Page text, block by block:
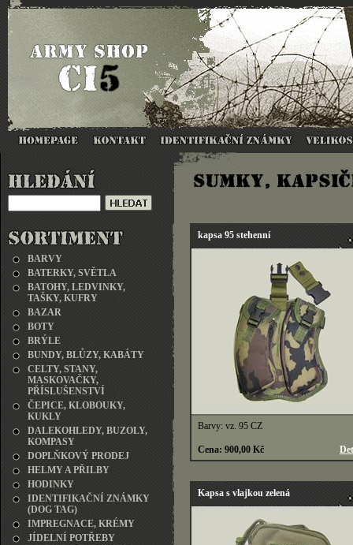
BARVY
BATERKY, SVĚTLA
BATOHY, LEDVINKY,
TAŠKY, KUFRY
BAZAR
BOTY
BRÝLE
BUNDY, BLŮZY, KABÁTY
CELTY, STANY,
MASKOVAČKY,
PŘÍSLUŠENSTVÍ
ČEPICE, KLOBOUKY,
KUKLY
DALEKOHLEDY, BUZOLY,
KOMPASY
DOPLŇKOVÝ PRODEJ
HELMY A PŘILBY
HODINKY
IDENTIFIKAČNÍ ZNÁMKY
(DOG TAG)
IMPREGNACE, KRÉMY
JÍDELNÍ POTŘEBY
kapsa 95 stehenní
Barvy: vz. 95 CZ
Cena: 900,00 Kč
Kapsa s vlajkou zelená